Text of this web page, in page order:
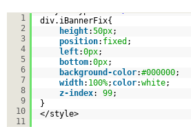
1
2
3
4
5
6
7
8
9
10
11
div.iBannerFix{
height:50px;
position: fixed ;
left:0px;
bottom:0px;
background-color:#000000;
width: 100%; color:white;
z-index: 99;
}
</style>